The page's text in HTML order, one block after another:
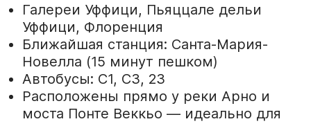
Галереи Уффици, Пьяццале дельи
Уффици, Флоренция
Ближайшая станция: Санта-Мария-
Новелла (15 минут пешком)
Автобусы: C1, C3, 23
Расположены прямо у реки Арно и
моста Понте Веккьо — идеально для